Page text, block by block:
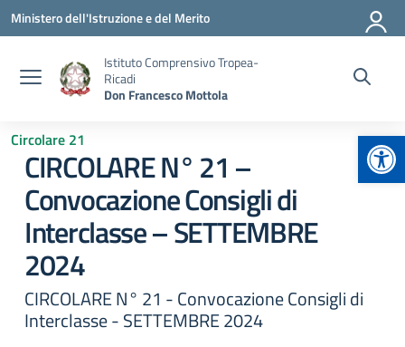
Vai ai contenuti
Vai al menu di navigazione
Vai al footer
Ministero dell'Istruzione e del Merito
Istituto Comprensivo Tropea-
Ricadi
Don Francesco Mottola
Circolare 21
CIRCOLARE N° 21 –
Convocazione Consigli di
Interclasse – SETTEMBRE
2024
CIRCOLARE N° 21 - Convocazione Consigli di
Interclasse - SETTEMBRE 2024